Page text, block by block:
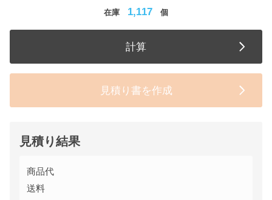
在庫 1,117 個
計算
見積り書を作成
見積り結果
商品代
送料